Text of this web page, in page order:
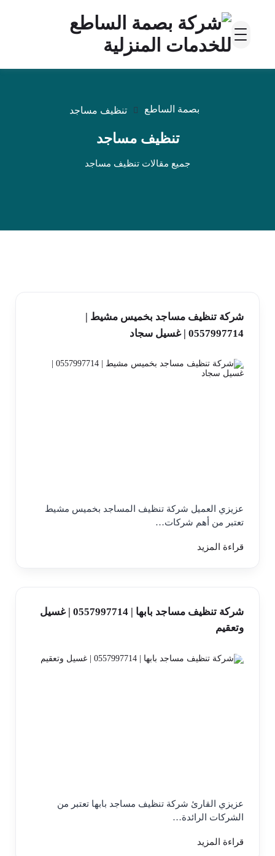
بصمة الساطع تنظيف مساجد
تنظيف مساجد
جميع مقالات تنظيف مساجد
شركة تنظيف مساجد بخميس مشيط |
0557997714 | غسيل سجاد
عزيزي العميل شركة تنظيف المساجد بخميس مشيط
تعتبر من أهم شركات…
قراءة المزيد
شركة تنظيف مساجد بابها | 0557997714 | غسيل
وتعقيم
عزيزي القارئ شركة تنظيف مساجد بابها تعتبر من
الشركات الرائدة…
قراءة المزيد